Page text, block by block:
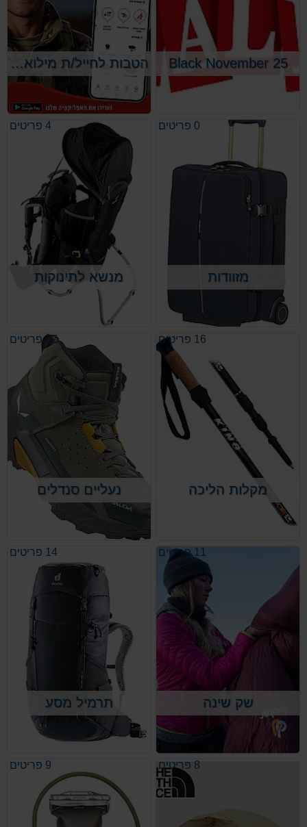
Black November 25
חודש נובמבר 2025 מזמן לכם הלקוחות
מבצעים והנחות שאין הם בשגרה.
הטבות לחייל/ת מילואימניק/ית ALLINFO
מזוודות
0 פריטים
מנשא לתינוקות
4 פריטים
מקלות הליכה
אשר מייצרת את כל המוצרים שלה
הליכה וריצה.
16 פריטים
נעליים סנדלים
27 פריטים
שק שינה
11 פריטים
תרמיל מסע
.תרמילי מסע ממיטב החברות
14 פריטים
8 פריטים 9 פריטים